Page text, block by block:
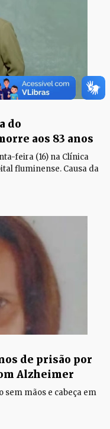
do
aos 83 anos
feira (16) na Clínica
fluminense. Causa da
de prisão por
Alzheimer
sem mãos e cabeça em